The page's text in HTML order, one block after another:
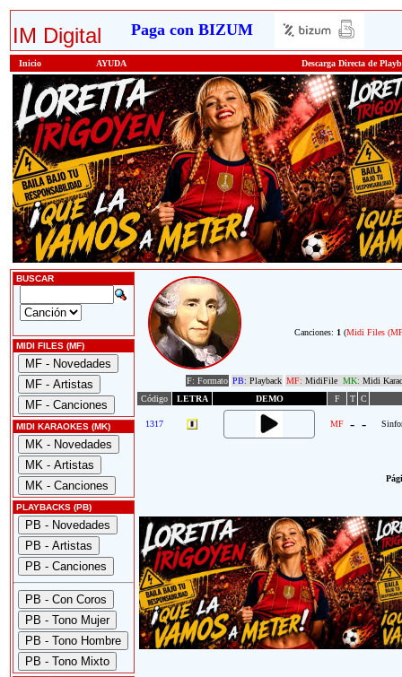
IM Digital Paga con BIZUM
Inicio AYUDA Descarga Directa de
BUSCAR
MIDI FILES (MF)
MIDI KARAOKES (MK)
PLAYBACKS (PB)
Canciones: 1 (Midi Files
F: Formato PB: Playback MF: MidiFile MK: Midi
Código
LETRA DEMO F T C
1317 MF - -